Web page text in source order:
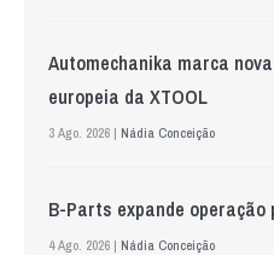
Automechanika marca
europeia da XTOOL
3 Ago. 2026 | Nádia Conceição
B-Parts expande operação
4 Ago. 2026 | Nádia Conceição